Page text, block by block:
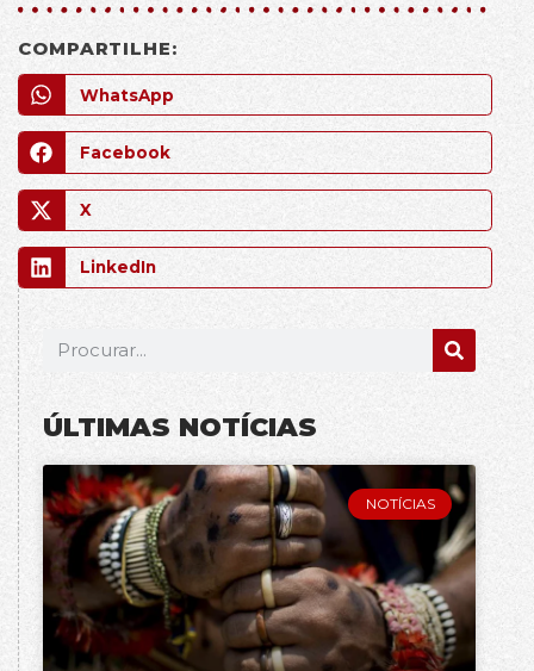
COMPARTILHE:
WhatsApp
Facebook
X
LinkedIn
ÚLTIMAS NOTÍCIAS
NOTÍCIAS